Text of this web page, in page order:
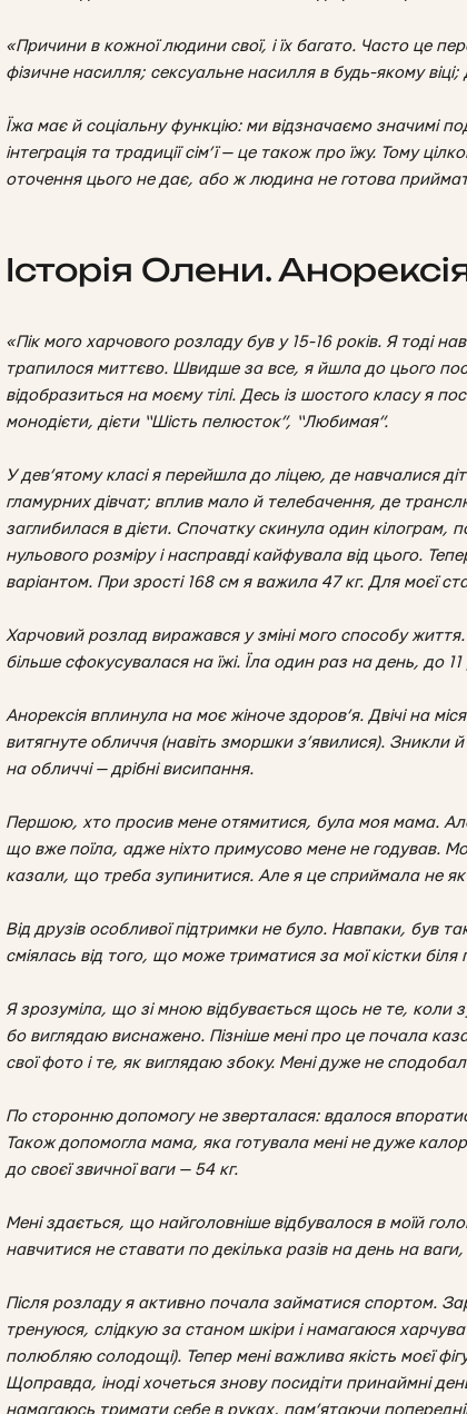
«Причини в кожної людини свої, і їх багато. Часто це
фізичне насилля; сексуальне насилля в будь-якому
Їжа має й соціальну функцію: ми відзначаємо значимі
інтеграція та традиції сім’ї — це також про їжу. Тому
оточення цього не дає, або ж людина не готова
Історія Олени.
«Пік мого харчового розладу був у 15-16 років. Я тоді
трапилося миттєво. Швидше за все, я йшла до цього
відобразиться на моєму тілі. Десь із шостого класу я
монодієти, дієти “Шість пелюсток”, “Любимая”.
У дев’ятому класі я перейшла до ліцею, де навчалися
гламурних дівчат; вплив мало й телебачення, де
заглибилася в дієти. Спочатку скинула один кілограм,
нульового розміру і насправді кайфувала від цього.
варіантом. При зрості 168 см я важила 47 кг. Для моєї
Харчовий розлад виражався у зміні мого способу
більше сфокусувалася на їжі. Їла один раз на день, до
Анорексія вплинула на моє жіноче здоров’я. Двічі на
витягнуте обличчя (навіть зморшки з’явилися). Зникли
на обличчі — дрібні висипання.
Першою, хто просив мене отямитися, була моя мама. Але
що вже поїла, адже ніхто примусово мене не годував.
казали, що треба зупинитися. Але я це сприймала не як
Від друзів особливої підтримки не було. Навпаки, був
сміялась від того, що може триматися за мої кістки біля
Я зрозуміла, що зі мною відбувається щось не те, коли
бо виглядаю виснажено. Пізніше мені про це почала
свої фото і те, як виглядаю збоку. Мені дуже не
По сторонню допомогу не зверталася: вдалося
Також допомогла мама, яка готувала мені не дуже
до своєї звичної ваги — 54 кг.
Мені здається, що найголовніше відбувалося в моїй
навчитися не ставати по декілька разів на день на
Після розладу я активно почала займатися спортом.
тренуюся, слідкую за станом шкіри і намагаюся
полюбляю солодощі). Тепер мені важлива якість моєї
Щоправда, іноді хочеться знову посидіти принаймні
намагаюсь тримати себе в руках, пам’ятаючи